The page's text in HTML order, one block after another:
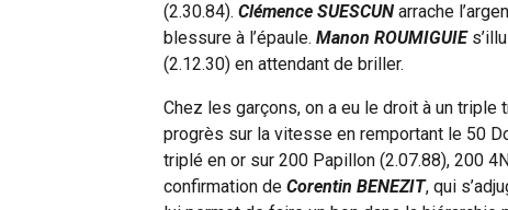
(2.30.84).Clémence SUESCUN arrache
blessure à l’épaule.Manon ROUMIGUIE
(2.12.30) en attendant de briller.
Chez les garçons, on a eu le droit à un
progrès sur la vitesse en remportant le 50
triplé en or sur 200 Papillon (2.07.88), 200
confirmation deCorentin BENEZIT, qui